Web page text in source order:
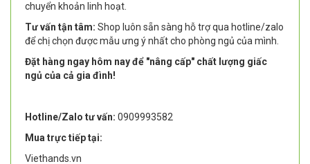
chuyển khoản linh hoạt.
Tư vấn tận tâm: Shop luôn sẵn sàng hỗ trợ qua hotline/zalo
để chị chọn được mẫu ưng ý nhất cho phòng ngủ của mình.
Đặt hàng ngay hôm nay để "nâng cấp" chất lượng giấc
ngủ của cả gia đình!
Hotline/Zalo tư vấn: 0909993582
Mua trực tiếp tại:
Viethands.vn